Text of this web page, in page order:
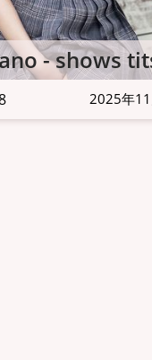
- shows
2025年